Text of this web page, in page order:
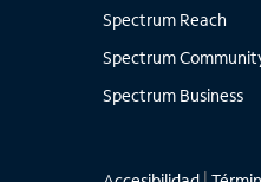
Spectrum Reach
Spectrum
Spectrum Business